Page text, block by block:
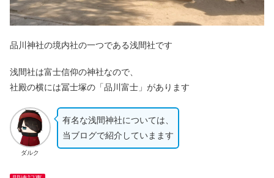
品川神社の境内社の一つである浅間社です
浅間社は富士信仰の神社なので、
社殿の横には冨士塚の「品川富士」があります
ダルク
有名な浅間神社については、
当ブログで紹介していまます